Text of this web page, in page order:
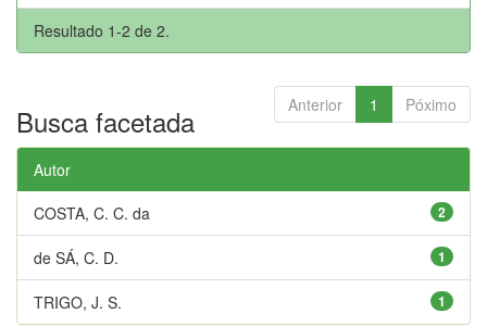
Resultado 1-2 de 2.
Anterior 1 Póximo
Busca facetada
Autor
2
COSTA, C. C. da
1
de SÁ, C. D.
1
TRIGO, J. S.